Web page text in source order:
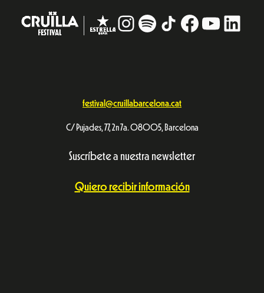
Instagram
# TikTokFacebook
festival@cruillabarcelona.cat
C/ Pujades, 77, 2n 7a. 08005, Barcelona
Suscríbete a nuestra newsletter
Quiero recibir información